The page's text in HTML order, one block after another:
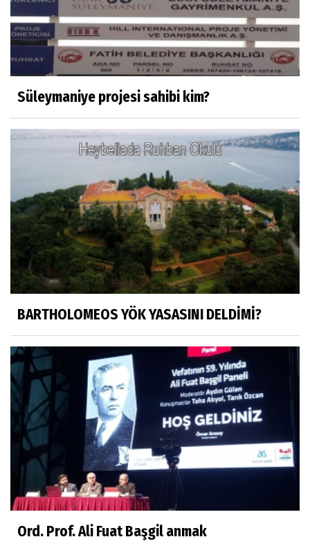
Misafir Yazar
Yapay zekâ platformlarında ebeveyn
kontrolü sağlamak
OLANIN ÖZETİ!.
HÜSEYİN MOVİT
HÜSEYİN MOVİT ABİMİZİN SON
PAYLAŞIMLARI
Prof. Dr. Nevzat Gözaydın
"Bir gecede millet cahil kaldı Alfabemiz
Sosyal medya
Gönenli Mehmet efendi kıssalarından biri
RIZK
Arşiv haberlerimiz
TÜRKİYEYE DEMOKRASI ŞIP DİYE GELMEDİ
Süleyman Aydın
Süleymaniye projesi sahibi kim?
BARTHOLOMEOS YÖK YASASINI DELDİMİ?
Ord. Prof. Ali Fuat Başgil anmak